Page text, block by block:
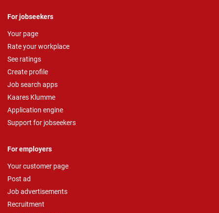
For jobseekers
Your page
Rate your workplace
See ratings
Create profile
Job search apps
Kaares Klumme
Application engine
Support for jobseekers
For employers
Your customer page
Post ad
Job advertisements
Recruitment